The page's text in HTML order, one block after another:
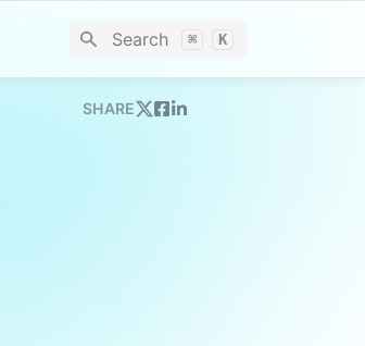
Search ⌘ K
SHARE